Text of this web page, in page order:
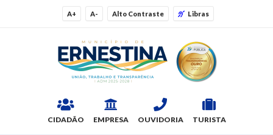
A+ A- Alto Contraste Libras
CIDADÃO EMPRESA OUVIDORIA TURISTA